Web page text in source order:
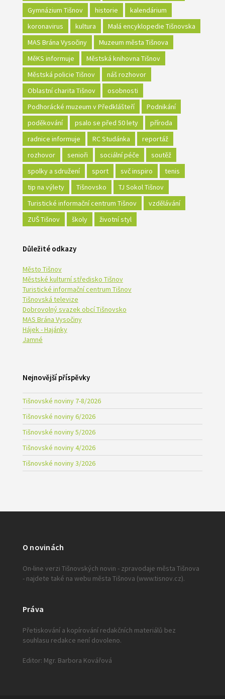
Gymnázium Tišnov
historie
kalendárium
koronavirus
kultura
Malá encyklopedie Tišnovska
MAS Brána Vysočiny
Muzeum města Tišnova
MěKS informuje
Městská knihovna Tišnov
Městská policie Tišnov
náš rozhovor
Oblastní charita Tišnov
osobnosti
Podhorácké muzeum v Předklášteří
Podnikání
poděkování
psalo se před 50 lety
příroda
radnice informuje
RC Studánka
reportáž
rozhovor
senioři sociální péče
soutěž
spolky a sdružení
sport svč inspiro
tenis
tip na výlety
Tišnovsko
TJ Sokol Tišnov
Turistické informační centrum Tišnov
vzdělávání
ZUŠ Tišnov
školy životní styl
Důležité odkazy
Město Tišnov
Městské kulturní středisko Tišnov
Turistické informační centrum Tišnov
Tišnovská televize
Dobrovolný svazek obcí Tišnovsko
MAS Brána Vysočiny
Hájek - Hajánky
Jamné
Nejnovější příspěvky
Tišnovské noviny 7-8/2026
Tišnovské noviny 6/2026
Tišnovské noviny 5/2026
Tišnovské noviny 4/2026
Tišnovské noviny 3/2026
O novinách
On-line verzi Tišnovských novin - zpravodaje města Tišnova
- najdete také na webu města Tišnova (www.tisnov.cz).
Práva
Přetiskování a kopírování redakčních materiálů bez
souhlasu redakce není dovoleno.
Editor: Mgr. Barbora Kovářová